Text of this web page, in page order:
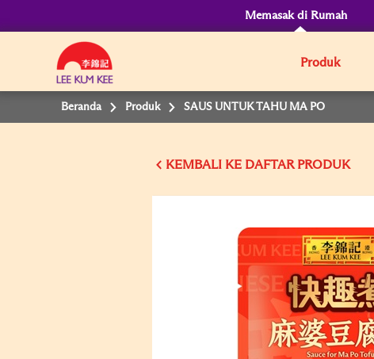
Memasak di Rumah
Produk
Beranda Produk SAUS UNTUK TAHU MA PO
KEMBALI KE